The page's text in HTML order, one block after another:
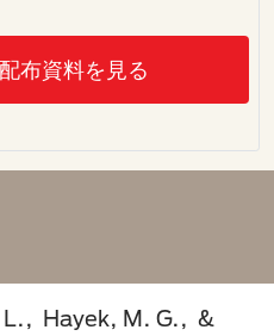
布資料を見る
Hayek, M. G., &